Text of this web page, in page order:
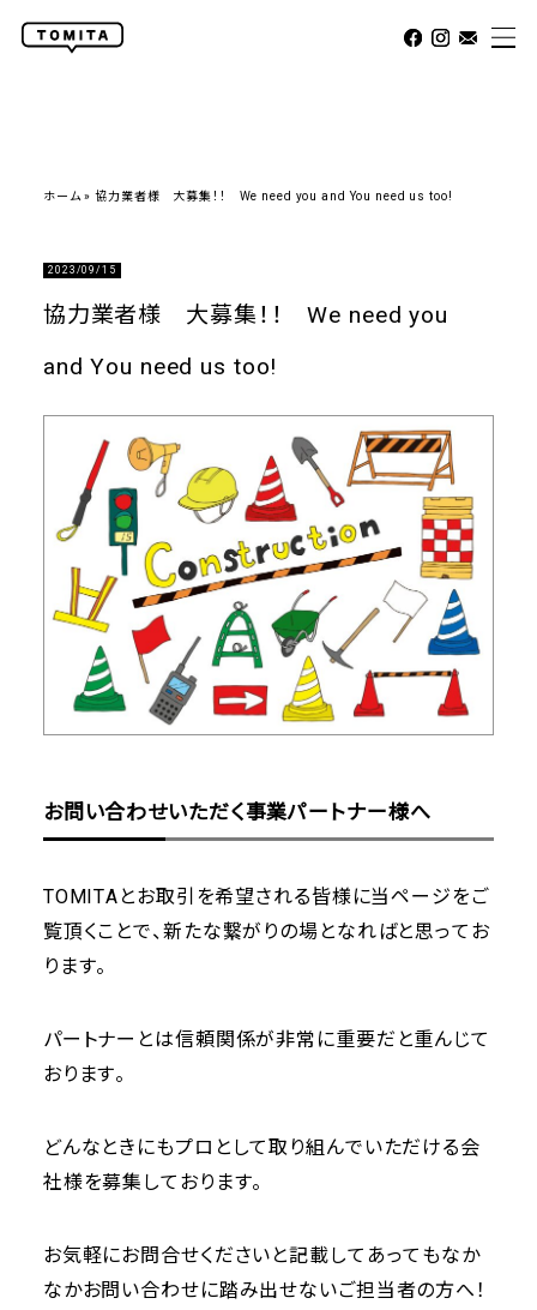
ホーム »協力業者様 大募集！！ We need you and You need us too!
2023/09/15
協力業者様 大募集！！ We need you
and You need us too!
お問い合わせいただく事業パートナー様へ
TOMITAとお取引を希望される皆様に当ページをご
覧頂くことで、新たな繋がりの場となればと思ってお
ります。
パートナーとは信頼関係が非常に重要だと重んじて
おります。
どんなときにもプロとして取り組んでいただける会
社様を募集しております。
お気軽にお問合せくださいと記載してあってもなか
なかお問い合わせに踏み出せないご担当者の方へ！